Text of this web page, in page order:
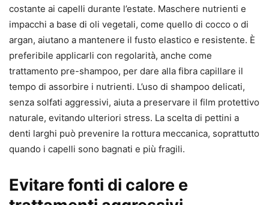
costante ai capelli durante l’estate. Maschere nutrienti e
impacchi a base di oli vegetali, come quello di cocco o di
argan, aiutano a mantenere il fusto elastico e resistente. È
preferibile applicarli con regolarità, anche come
trattamento pre-shampoo, per dare alla fibra capillare il
tempo di assorbire i nutrienti. L’uso di shampoo delicati,
senza solfati aggressivi, aiuta a preservare il film protettivo
naturale, evitando ulteriori stress. La scelta di pettini a
denti larghi può prevenire la rottura meccanica, soprattutto
quando i capelli sono bagnati e più fragili.
Evitare fonti di calore e